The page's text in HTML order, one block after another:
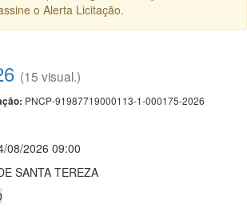
o Alerta Licitação.
(15 visual.)
PNCP-91987719000113-1-000175-2026
08/2026 09:00
SANTA TEREZA